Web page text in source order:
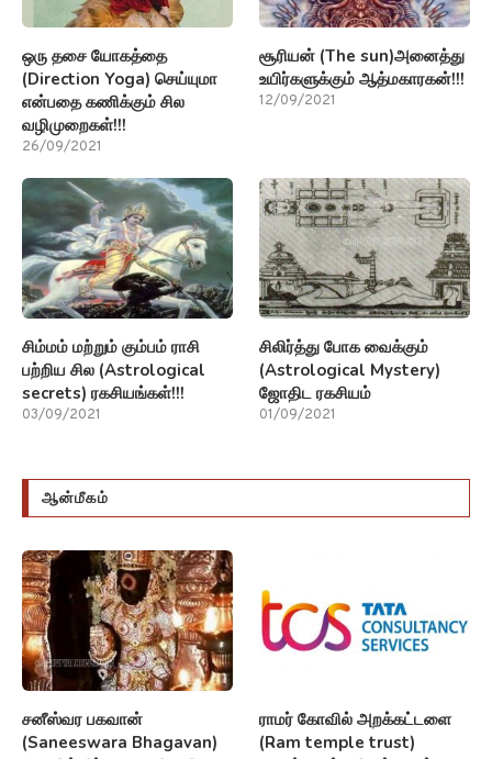
ஒரு தசை யோகத்தை
(Direction Yoga) செய்யுமா
என்பதை கணிக்கும் சில
வழிமுறைகள்!!!
26/09/2021
சூரியன் (The sun)அனைத்து
உயிர்களுக்கும் ஆத்மகாரகன்!!!
12/09/2021
சிம்மம் மற்றும் கும்பம் ராசி
பற்றிய சில (Astrological
secrets) ரகசியங்கள்!!!
03/09/2021
சிலிர்த்து போக வைக்கும்
(Astrological Mystery)
ஜோதிட ரகசியம்
01/09/2021
ஆன்மீகம்
சனீஸ்வர பகவான்
(Saneeswara Bhagavan)
ராமர் கோவில் அறக்கட்டளை
(Ram temple trust)